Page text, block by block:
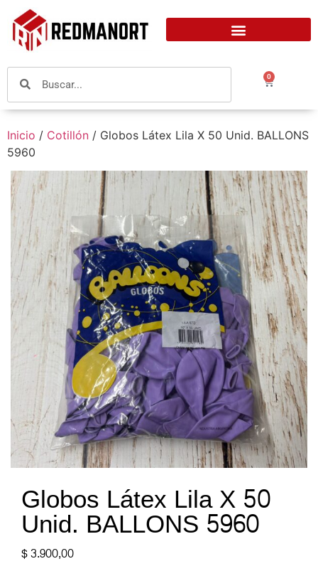
0
Inicio / Cotillón / Globos Látex Lila X 50 Unid. BALLONS
5960
Globos Látex Lila X 50
Unid. BALLONS 5960
$3.900,00